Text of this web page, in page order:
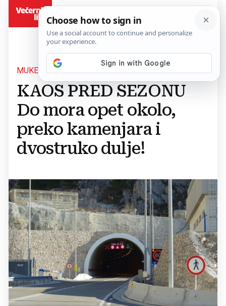
MUKE PO VOZAČIMA
KAOS PRED SEZONU
Do mora opet okolo,
preko kamenjara i
dvostruko dulje!